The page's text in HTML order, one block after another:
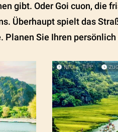
gibt. Oder Goi cuon, die
Überhaupt spielt das
Planen Sie Ihren
NEU TIPP